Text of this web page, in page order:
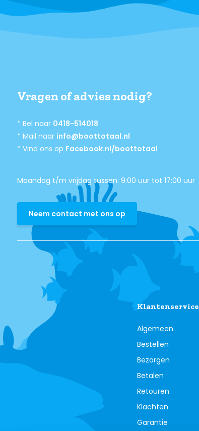
Vragen of advies nodig?
* Bel naar 0418-514018
* Mail naar info@boottotaal.nl
* Vind ons op Facebook.nl/boottotaal
Maandag t/m vrijdag tussen: 9:00 uur tot 17:00 uur
Neem contact met ons op
Klantenservice
Algemeen
Bestellen
Bezorgen
Betalen
Retouren
Klachten
Garantie